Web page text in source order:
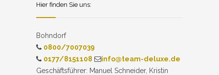
Hier finden Sie uns:
Bohndorf
0800/7007039
0177/8151108
info@team-deluxe.de
Geschäftsführer: Manuel Schneider, Kristin